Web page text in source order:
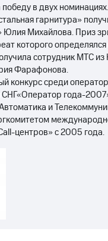
в двух
гарнитура»
Михайлова. Приз
которого
сотрудник МТС
Фарафонова.
конкурс среди
СНГ«Оператор года-
и
центров» c 2005 года.